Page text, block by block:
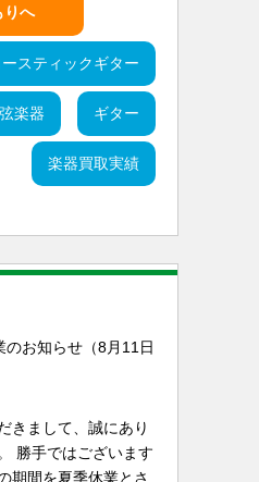
りへ
スティックギター
ギター
弦楽器
楽器買取実績
お知らせ（8月11日
きまして、誠にあり
勝手ではございます
期間を夏季休業とさ